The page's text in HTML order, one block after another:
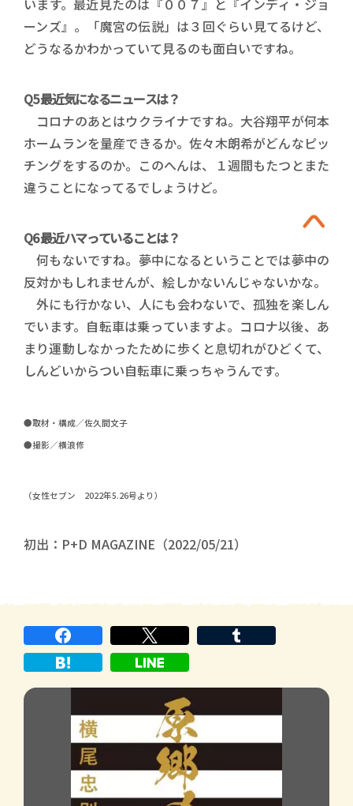
います。最近見たのは『００７』と『インディ・ジョ
ーンズ』。「魔宮の伝説」は３回ぐらい見てるけど、
どうなるかわかっていて見るのも面白いですね。
Q5 最近気になるニュースは？
コロナのあとはウクライナですね。大谷翔平が何本
ホームランを量産できるか。佐々木朗希がどんなピッ
チングをするのか。このへんは、１週間もたつとまた
違うことになってるでしょうけど。
Q6 最近ハマっていることは？
何もないですね。夢中になるということでは夢中の
反対かもしれませんが、絵しかないんじゃないかな。
外にも行かない、人にも会わないで、孤独を楽しん
でいます。自転車は乗っていますよ。コロナ以後、あ
まり運動しなかったために歩くと息切れがひどくて、
しんどいからつい自転車に乗っちゃうんです。
●取材・構成／佐久間文子
●撮影／横浪修
（女性セブン 2022年5.26号より）
初出：P+D MAGAZINE（2022/05/21）